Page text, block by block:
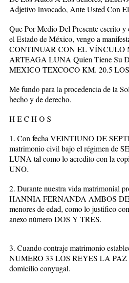
Adjetivo Invocado, Ante Usted Con
Que Por Medio Del Presente escrito
el Estado de México, vengo a
CONTINUAR CON EL VÍNCULO
ARTEAGA LUNA Quien Tiene Su
MEXICO TEXCOCO KM. 20.5
Me fundo para la procedencia de la
hecho y de derecho.
H E C H O S
1. Con fecha VEINTIUNO DE
matrimonio civil bajo el régimen de
LUNA tal como lo acredito con la
UNO.
2. Durante nuestra vida matrimonial
HANNIA FERNANDA AMBOS DE
menores de edad, como lo justifico
anexo número DOS Y TRES.
3. Cuando contraje matrimonio
NUMERO 33 LOS REYES LA PAZ
domicilio conyugal.